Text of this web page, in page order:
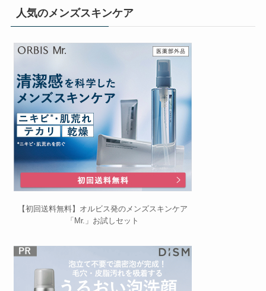
人気のメンズスキンケア
【初回送料無料】オルビス発のメンズスキンケア
「Mr.」お試しセット